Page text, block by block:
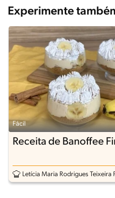
Experimente
Fácil
Receita de Banoffee
Letícia Maria Rodrigues Teixeira